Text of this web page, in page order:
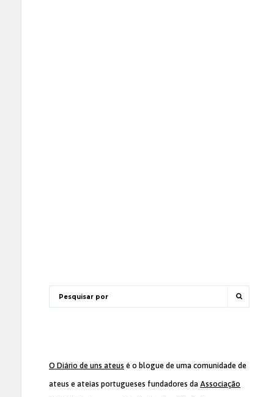
O Diário de uns ateus é o blogue de uma comunidade de
ateus e ateias portugueses fundadores da Associação